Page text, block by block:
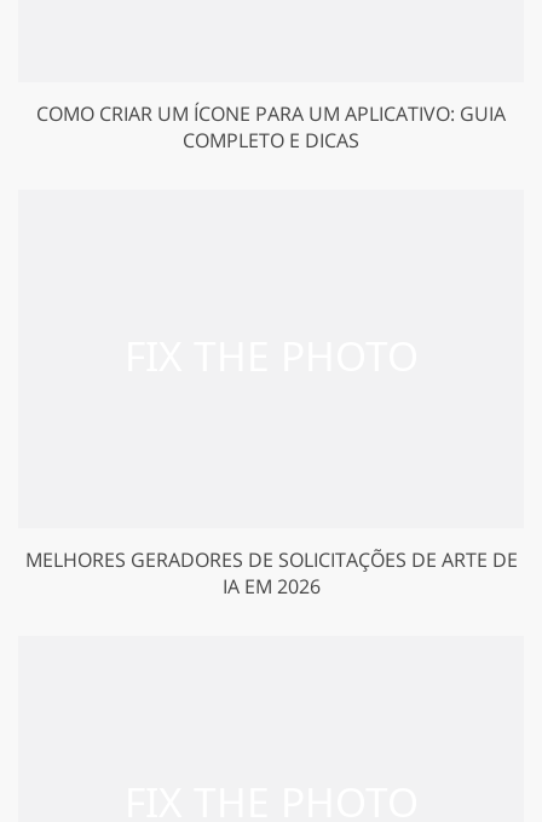
COMO CRIAR UM ÍCONE PARA UM APLICATIVO: GUIA
COMPLETO E DICAS
MELHORES GERADORES DE SOLICITAÇÕES DE ARTE DE
IA EM 2026